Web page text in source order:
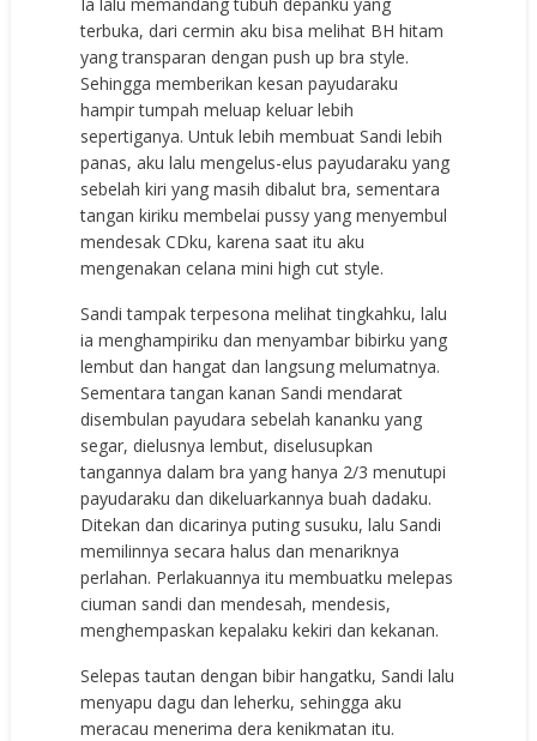
terbuka, dari cermin aku bisa melihat BH hitam
yang transparan dengan push up bra style.
Sehingga memberikan kesan payudaraku
hampir tumpah meluap keluar lebih
sepertiganya. Untuk lebih membuat Sandi lebih
panas, aku lalu mengelus-elus payudaraku yang
sebelah kiri yang masih dibalut bra, sementara
tangan kiriku membelai pussy yang menyembul
mendesak CDku, karena saat itu aku
mengenakan celana mini high cut style.
Sandi tampak terpesona melihat tingkahku, lalu
ia menghampiriku dan menyambar bibirku yang
lembut dan hangat dan langsung melumatnya.
Sementara tangan kanan Sandi mendarat
disembulan payudara sebelah kananku yang
segar, dielusnya lembut, diselusupkan
tangannya dalam bra yang hanya 2/3 menutupi
payudaraku dan dikeluarkannya buah dadaku.
Ditekan dan dicarinya puting susuku, lalu Sandi
memilinnya secara halus dan menariknya
perlahan. Perlakuannya itu membuatku melepas
ciuman sandi dan mendesah, mendesis,
menghempaskan kepalaku kekiri dan kekanan.
Selepas tautan dengan bibir hangatku, Sandi lalu
menyapu dagu dan leherku, sehingga aku
meracau menerima dera kenikmatan itu.